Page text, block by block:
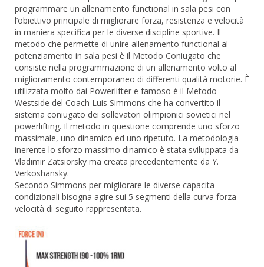
programmare un allenamento functional in sala pesi con
l’obiettivo principale di migliorare forza, resistenza e velocità
in maniera specifica per le diverse discipline sportive. Il
metodo che permette di unire allenamento functional al
potenziamento in sala pesi è il Metodo Coniugato che
consiste nella programmazione di un allenamento volto al
miglioramento contemporaneo di differenti qualità motorie. È
utilizzata molto dai Powerlifter e famoso è il Metodo
Westside del Coach Luis Simmons che ha convertito il
sistema coniugato dei sollevatori olimpionici sovietici nel
powerlifting. Il metodo in questione comprende uno sforzo
massimale, uno dinamico ed uno ripetuto. La metodologia
inerente lo sforzo massimo dinamico è stata sviluppata da
Vladimir Zatsiorsky ma creata precedentemente da Y.
Verkoshansky.
Secondo Simmons per migliorare le diverse capacita
condizionali bisogna agire sui 5 segmenti della curva forza-
velocità di seguito rappresentata.